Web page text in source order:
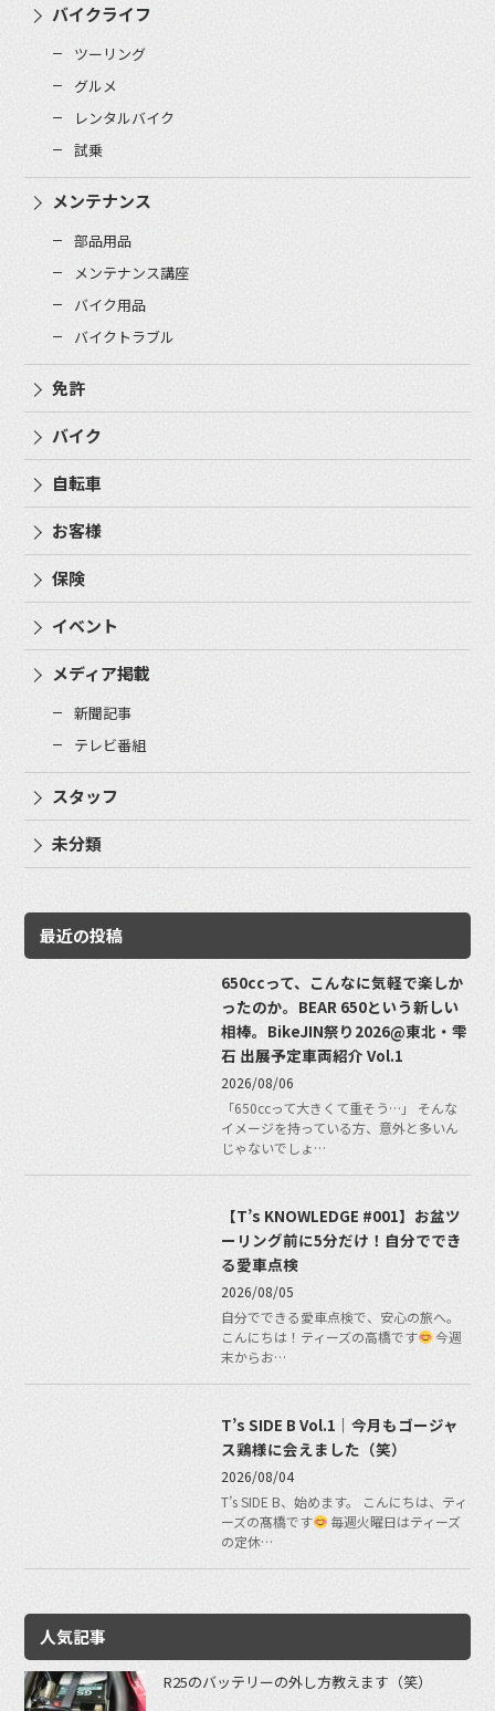
バイクライフ
ツーリング
グルメ
レンタルバイク
試乗
メンテナンス
部品用品
メンテナンス講座
バイク用品
バイクトラブル
免許
バイク
自転車
お客様
保険
イベント
メディア掲載
新聞記事
テレビ番組
スタッフ
未分類
最近の投稿
650ccって、こんなに気軽で楽しか
ったのか。BEAR 650という新しい
相棒。BikeJIN祭り2026@東北・雫
石 出展予定車両紹介 Vol.1
2026/08/06
「650ccって大きくて重そう…」 そんな
イメージを持っている方、意外と多いん
じゃないでしょ…
【T’s KNOWLEDGE #001】お盆ツ
ーリング前に5分だけ！自分ででき
る愛車点検
2026/08/05
自分でできる愛車点検で、安心の旅へ。
こんにちは！ティーズの高橋です
今週
末からお…
T’s SIDE B Vol.1｜今月もゴージャ
ス鶏様に会えました（笑）
2026/08/04
T’s SIDE B、始めます。 こんにちは、ティ
ーズの髙橋です
毎週火曜日はティーズ
の定休…
人気記事
R25のバッテリーの外し方教えます（笑）